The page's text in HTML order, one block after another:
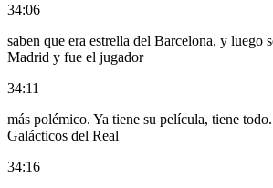
34:06
saben que era estrella del Barcelona, y luego
Madrid y fue el jugador
34:11
más polémico. Ya tiene su película, tiene
Galácticos del Real
34:16